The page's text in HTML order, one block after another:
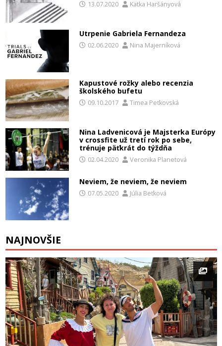
13.07.2020 Katka Haršányová
Utrpenie Gabriela Fernandeza
02.06.2020 Nina Majerníková
Kapustové rožky alebo recenzia
školského bufetu
09.10.2017 Timea Peťkovská
Nina Ladvenicová je Majsterka Európy
v crossfite už tretí rok po sebe,
trénuje päťkrát do týždňa
02.04.2020 Veronika Planetová
Neviem, že neviem, že neviem
07.05.2020 Júlia Beťková
NAJNOVŠIE